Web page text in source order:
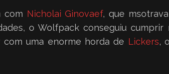
com Nicholai Ginovaef, que
o Wolfpack conseguiu cumprir
uma enorme horda de Lickers,